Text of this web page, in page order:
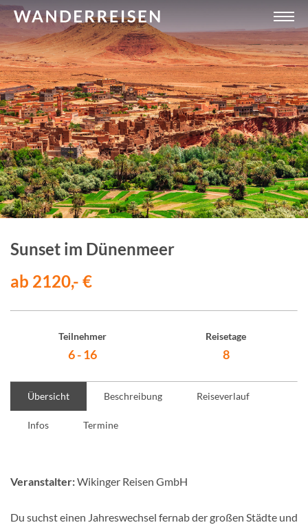
Sunset im Dünenmeer
ab 2120,- €
Teilnehmer
6 - 16
Reisetage
8
Übersicht Beschreibung Reiseverlauf
Infos Termine
Veranstalter:Wikinger Reisen GmbH
Du suchst einen Jahreswechsel fernab der großen Städte und